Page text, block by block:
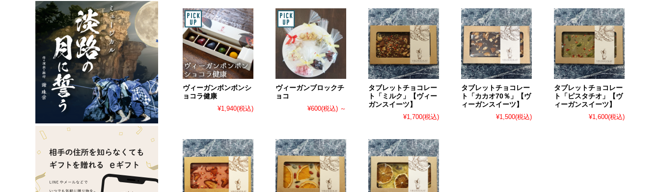
ヴィーガンボンボンシ
ョコラ健康
¥1,940(税込)
ヴィーガンブロックチ
ョコ
¥600(税込) ～
タブレットチョコレー
ト「ミルク」【ヴィー
ガンスイーツ】
¥1,700(税込)
タブレットチョコレー
ト「カカオ70％」【ヴ
ィーガンスイーツ】
¥1,500(税込)
タブレットチョコレー
ト「ピスタチオ」【ヴ
ィーガンスイーツ】
¥1,600(税込)